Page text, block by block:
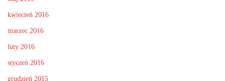
kwiecień 2016
marzec 2016
luty 2016
styczeń 2016
grudzień 2015